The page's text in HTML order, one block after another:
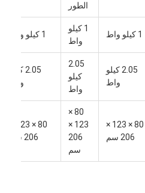
الطور
1 كيلو واط
1 كيلو
واط
1 كيلو واط
2.05 كيلو
واط
2.05
كيلو
واط
2.05 كيلو
واط
80 × 123 ×
206 سم
80 ×
123 ×
206
سم
206 سم